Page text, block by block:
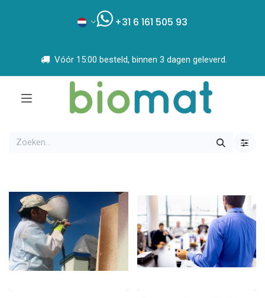
+31 6 161 505 93
Vóór 15:00 besteld, binnen 3 dagen geleverd.